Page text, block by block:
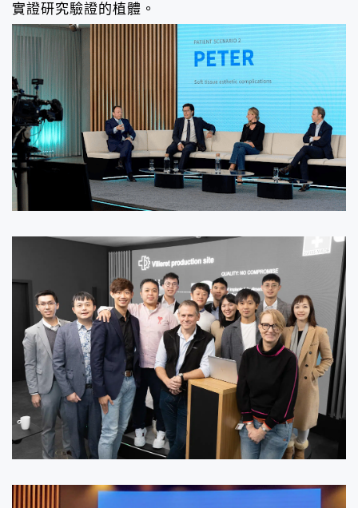
實證研究驗證的植體。